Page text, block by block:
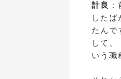
計良
した
たんで
して
いう職